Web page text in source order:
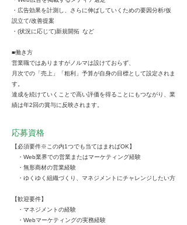
・広告効果を計測し、さらに伸ばしていくための要因分析/仮
説立て/改善提案
・(状況に応じて)新規開拓 など
■働き方
営業職ではありますがノルマは設けておらず、
月次での「売上」「粗利」予算が自身の目標として設定されま
す。
達成を続けていくことで高い評価を得ることにもつながり、業
績は年2回の賞与に反映されます。
応募資格
【必須要件※この内1つでも当てはまればOK】
・Web業界での営業またはマーケティング経験
・無形商材の営業経験
・ゆくゆく組織づくり、マネジメントにチャレンジしたい方
【歓迎要件】
・マネジメントの経験
・Webマーケティングの実務経験